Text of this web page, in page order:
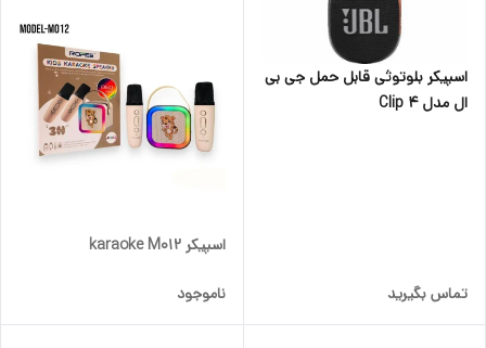
اسپیکر بلوتوثی قابل حمل جی بی
ال مدل Clip 4
تماس بگیرید
اسپیکر karaoke M012
ناموجود